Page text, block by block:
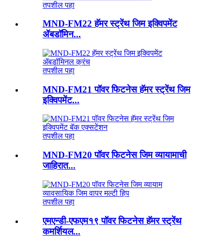
तपशील पहा
MND-FM22 हॅमर स्ट्रेंथ जिम इक्विपमेंट
ॲबडॉमिन...
तपशील पहा
MND-FM21 पॉवर फिटनेस हॅमर स्ट्रेंथ जिम
इक्विपमेंट...
तपशील पहा
MND-FM20 पॉवर फिटनेस जिम व्यायामाची
जाहिरात...
तपशील पहा
एमएन्डी-एफएम१९ पॉवर फिटनेस हॅमर स्ट्रेंथ
कमर्शियल...